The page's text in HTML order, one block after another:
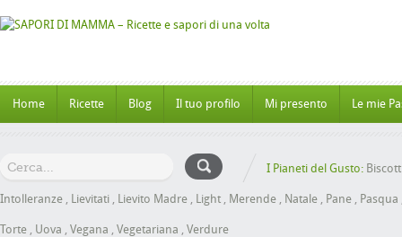
Home Ricette Blog Il tuo profilo Mi presento Le mie
I Pianeti del Gusto:
Intolleranze , Lievitati , Lievito Madre , Light , Merende , Natale , Pane , Pasqua
Torte , Uova , Vegana , Vegetariana , Verdure